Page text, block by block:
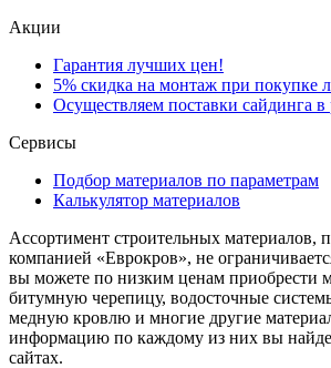
Акции
Гарантия лучших цен!
5% скидка на монтаж при покупке
Осуществляем поставки сайдинга
Сервисы
Подбор материалов по параметрам
Калькулятор материалов
Ассортимент строительных материалов,
компанией «Еврокров», не
вы можете по низким ценам приобрести
битумную черепицу, водосточные
медную кровлю и многие другие
информацию по каждому из них вы
сайтах.